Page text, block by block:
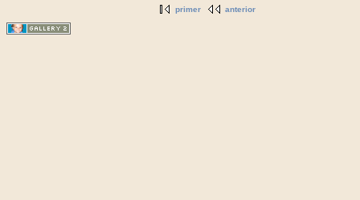
primer anterior